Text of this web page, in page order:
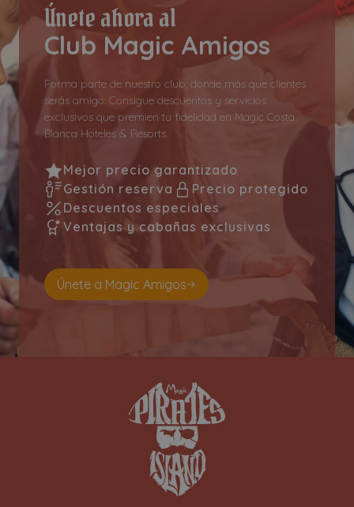
Únete ahora al
Club Magic Amigos
Forma parte de nuestro club, donde más que clientes
serás amigo. Consigue descuentos y servicios
exclusivos que premien tu fidelidad en Magic Costa
Blanca Hoteles & Resorts.
Mejor precio garantizado
Gestión reserva
Precio protegido
Descuentos especiales
Ventajas y cabañas exclusivas
Únete a Magic Amigos